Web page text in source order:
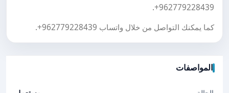
+962779228439
.
كما يمكنك التواصل من خلال واتساب +962779228439
.
المواصفات